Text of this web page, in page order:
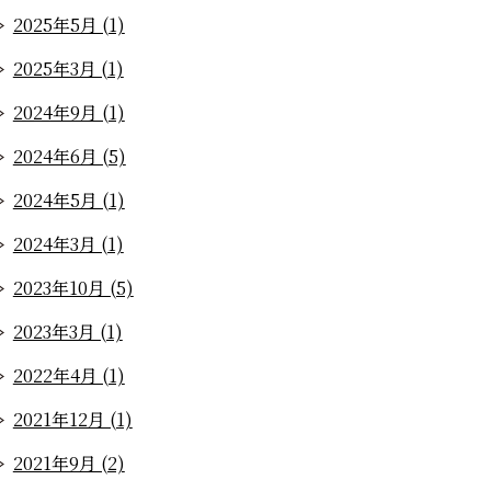
2025年5月 (1)
2025年3月 (1)
2024年9月 (1)
2024年6月 (5)
2024年5月 (1)
2024年3月 (1)
2023年10月 (5)
2023年3月 (1)
2022年4月 (1)
2021年12月 (1)
2021年9月 (2)